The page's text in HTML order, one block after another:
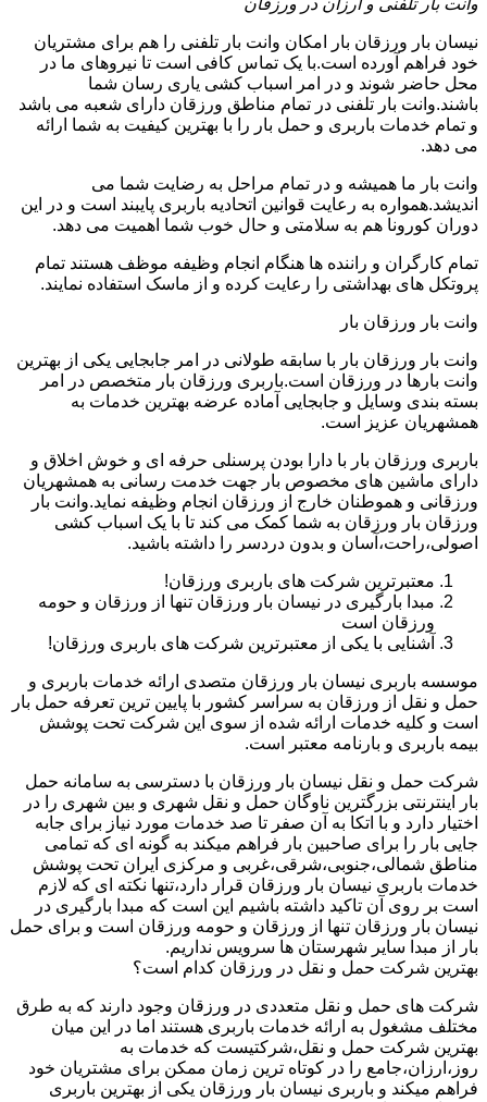
وانت بار تلفنی و ارزان در ورزقان
نیسان بار ورزقان بار امکان وانت بار تلفنی را هم برای مشتریان
خود فراهم آورده است.با یک تماس کافی است تا نیروهای ما در
محل حاضر شوند و در امر اسباب کشی یاری رسان شما
باشند.وانت بار تلفنی در تمام مناطق ورزقان دارای شعبه می باشد
و تمام خدمات باربری و حمل بار را با بهترین کیفیت به شما ارائه
می دهد.
وانت بار ما همیشه و در تمام مراحل به رضایت شما می
اندیشد.همواره به رعایت قوانین اتحادیه باربری پایبند است و در این
دوران کورونا هم به سلامتی و حال خوب شما اهمیت می دهد.
تمام کارگران و راننده ها هنگام انجام وظیفه موظف هستند تمام
پروتکل های بهداشتی را رعایت کرده و از ماسک استفاده نمایند.
وانت بار ورزقان بار
وانت بار ورزقان بار با سابقه طولانی در امر جابجایی یکی از بهترین
وانت بارها در ورزقان است.باربری ورزقان بار متخصص در امر
بسته بندی وسایل و جابجایی آماده عرضه بهترین خدمات به
همشهریان عزیز است.
باربری ورزقان بار با دارا بودن پرسنلی حرفه ای و خوش اخلاق و
دارای ماشین های مخصوص بار جهت خدمت رسانی به همشهریان
ورزقانی و هموطنان خارج از ورزقان انجام وظیفه نماید.وانت بار
ورزقان بار ورزقان به شما کمک می کند تا با یک اسباب کشی
اصولی،راحت،آسان و بدون دردسر را داشته باشید.
معتبرترین شرکت های باربری ورزقان!
مبدا بارگیری در نیسان بار ورزقان تنها از ورزقان و حومه
ورزقان است
آشنایی با یکی از معتبرترین شرکت های باربری ورزقان!
موسسه باربری نیسان بار ورزقان متصدی ارائه خدمات باربری و
حمل و نقل از ورزقان به سراسر کشور با پایین ترین تعرفه حمل بار
است و کلیه خدمات ارائه شده از سوی این شرکت تحت پوشش
بیمه باربری و بارنامه معتبر است.
شرکت حمل و نقل نیسان بار ورزقان با دسترسی به سامانه حمل
بار اینترنتی بزرگترین ناوگان حمل و نقل شهری و بین شهری را در
اختیار دارد و با اتکا به آن صفر تا صد خدمات مورد نیاز برای جابه
جایی بار را برای صاحبین بار فراهم میکند به گونه ای که تمامی
مناطق شمالی،جنوبی،شرقی،غربی و مرکزی ایران تحت پوشش
خدمات باربری نیسان بار ورزقان قرار دارد،تنها نکته ای که لازم
است بر روی آن تاکید داشته باشیم این است که مبدا بارگیری در
نیسان بار ورزقان تنها از ورزقان و حومه ورزقان است و برای حمل
بار از مبدا سایر شهرستان ها سرویس نداریم.
بهترین شرکت حمل و نقل در ورزقان کدام است؟
شرکت های حمل و نقل متعددی در ورزقان وجود دارند که به طرق
مختلف مشغول به ارائه خدمات باربری هستند اما در این میان
بهترین شرکت حمل و نقل،شرکتیست که خدمات به
روز،ارزان،جامع را در کوتاه ترین زمان ممکن برای مشتریان خود
فراهم میکند و باربری نیسان بار ورزقان یکی از بهترین باربری